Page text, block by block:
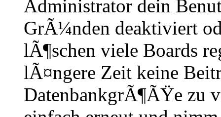
Administrator dein
GrÃ¼nden deaktiviert
lÃ¶schen viele Boards
lÃ¤ngere Zeit keine
DatenbankgrÃ¶ÃŸe zu